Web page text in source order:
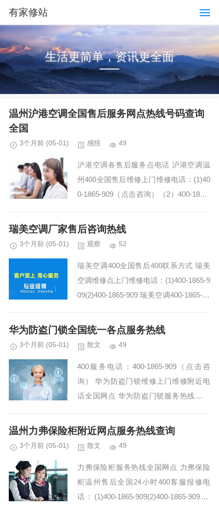
有家修站
生活更简单，资讯更全面
温州沪港空调全国售后服务网点热线号码查询
全国
3个月前 (05-01) 感悟 49
沪港空调各售后服务点电话 沪港空调温
州400全国售后维修上门维修电话：(1)40
0-1865-909（点击咨询）（2）400-1865-
中心(1)400-1...
瑞美空调厂家售后咨询热线
3个月前 (05-01) 观察 52
瑞美空调400全国售后400联系方式 瑞美
空调维修点上门维修电话：(1)400-1865-9
09(2)400-1865-909 瑞美空调400-1865-90
备的日...
华为防盗门锁全国统一各点服务热线
3个月前 (05-01) 散文 49
400服务电话：400-1865-909（点击咨
询） 华为防盗门锁维修上门维修附近电
话全国网点 华为防盗门锁服务热线全国
电话号码-总部售后网点电话查询：(1)...
温州力弗保险柜附近网点服务热线查询
3个月前 (05-01) 散文 49
力弗保险柜服务热线全国网点 力弗保险
柜温州售后全国24小时400客服报修电
话：(1)400-1865-909(2)400-1865-909 力